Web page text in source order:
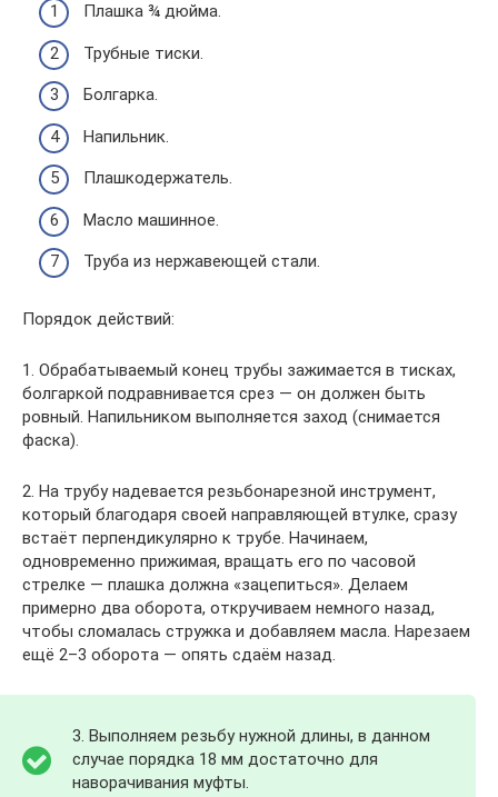
Плашка ¾ дюйма.
Трубные тиски.
Болгарка.
Напильник.
Плашкодержатель.
Масло машинное.
Труба из нержавеющей стали.
Порядок действий:
1. Обрабатываемый конец трубы зажимается в тисках,
болгаркой подравнивается срез — он должен быть
ровный. Напильником выполняется заход (снимается
фаска).
2. На трубу надевается резьбонарезной инструмент,
который благодаря своей направляющей втулке, сразу
встаёт перпендикулярно к трубе. Начинаем,
одновременно прижимая, вращать его по часовой
стрелке — плашка должна «зацепиться». Делаем
примерно два оборота, откручиваем немного назад,
чтобы сломалась стружка и добавляем масла. Нарезаем
ещё 2–3 оборота — опять сдаём назад.
3. Выполняем резьбу нужной длины, в данном
случае порядка 18 мм достаточно для
наворачивания муфты.